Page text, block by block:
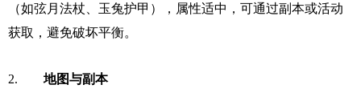
（如弦月法杖、玉兔护甲），属性适中，可通过副本或活动
获取，避免破坏平衡。
2. 地图与副本